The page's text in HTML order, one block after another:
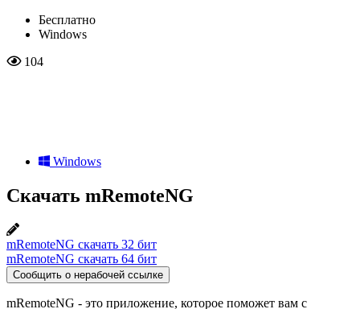
Бесплатно
Windows
104
Windows
Скачать mRemoteNG
mRemoteNG скачать 32 бит
mRemoteNG скачать 64 бит
Сообщить о нерабочей ссылке
mRemoteNG - это приложение, которое поможет вам с